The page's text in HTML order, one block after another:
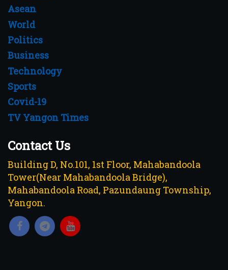
Asean
World
Politics
Business
Technology
Sports
Covid-19
TV Yangon Times
Contact Us
Building D, No.101, 1st Floor, Mahabandoola
Tower(Near Mahabandoola Bridge),
Mahabandoola Road, Pazundaung Township,
Yangon.